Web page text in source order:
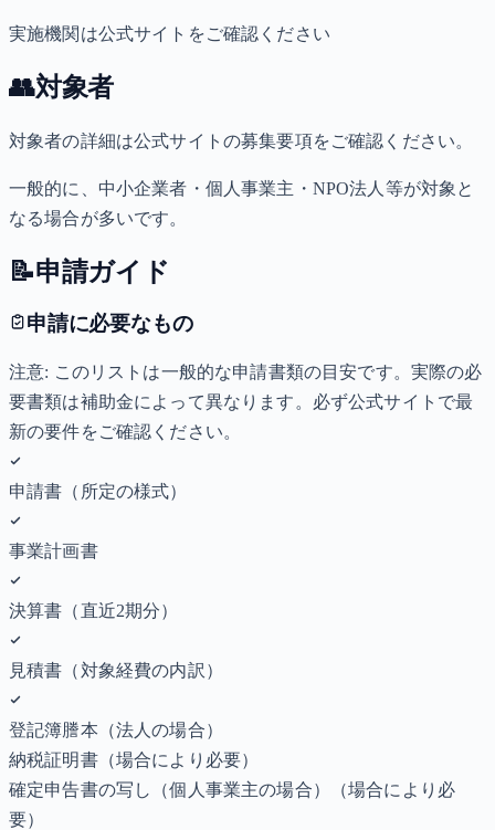
実施機関は公式サイトをご確認ください
👥対象者
対象者の詳細は公式サイトの募集要項をご確認ください。
一般的に、中小企業者・個人事業主・NPO法人等が対象と
なる場合が多いです。
📝申請ガイド
申請に必要なもの
注意: このリストは一般的な申請書類の目安です。実際の必
要書類は補助金によって異なります。必ず公式サイトで最
新の要件をご確認ください。
申請書（所定の様式）
事業計画書
決算書（直近2期分）
見積書（対象経費の内訳）
登記簿謄本（法人の場合）
納税証明書（場合により必要）
確定申告書の写し（個人事業主の場合）
（場合により必
要）